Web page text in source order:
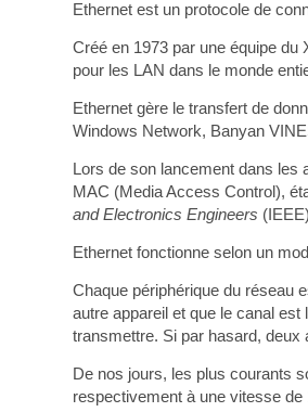
Ethernet est un protocole de
Créé en 1973 par une équipe du
pour les LAN dans le monde
Ethernet gère le transfert de
Windows Network, Banyan
Lors de son lancement dans les
MAC (Media Access Control),
and Electronics Engineers
Ethernet fonctionne selon un
Chaque périphérique du réseau
autre appareil et que le canal
transmettre. Si par hasard, deux
De nos jours, les plus courants
respectivement à une vitesse